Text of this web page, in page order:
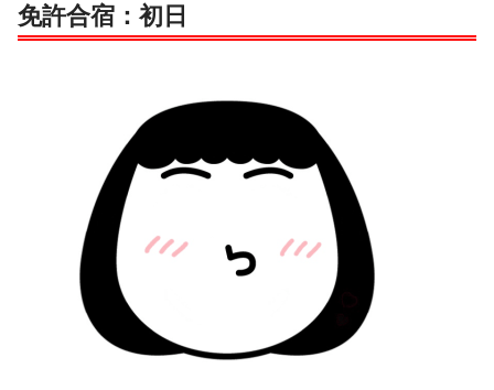
免許合宿：初日